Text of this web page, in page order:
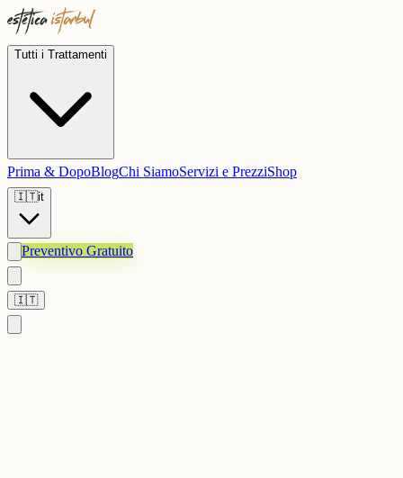
Tutti i Trattamenti
Prima & DopoBlogChi SiamoServizi e PrezziShop
🇮🇹it
Preventivo Gratuito
🇮🇹